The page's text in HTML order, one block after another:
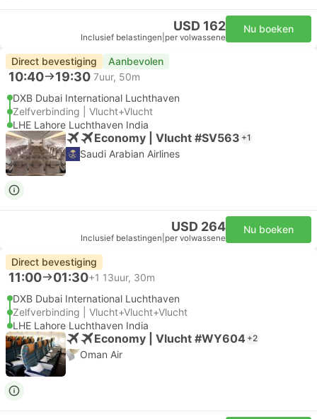
USD 162
Inclusief belastingen per volwassene
Nu boeken
Direct bevestiging Aanbevolen
10:40 19:30 7uur, 50m
DXB Dubai International Luchthaven
Zelfverbinding | Vlucht+Vlucht
LHE Lahore Luchthaven India
Economy | Vlucht #SV563 +1
Saudi Arabian Airlines
USD 264
Inclusief belastingen per volwassene
Nu boeken
Direct bevestiging
11:00 01:30+1 13uur, 30m
DXB Dubai International Luchthaven
Zelfverbinding | Vlucht+Vlucht+Vlucht
LHE Lahore Luchthaven India
Economy | Vlucht #WY604 +2
Oman Air